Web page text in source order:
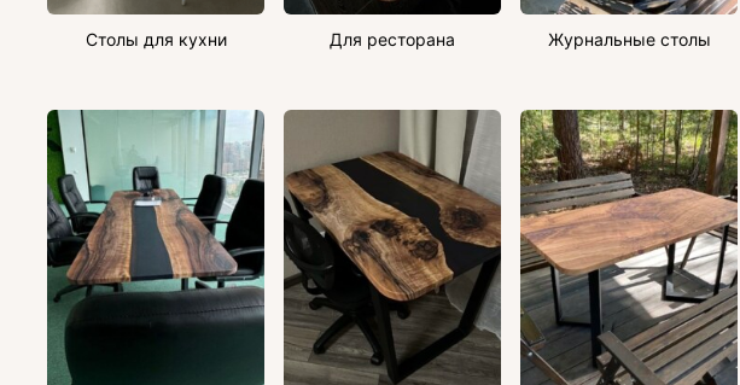
Столы для кухни Для ресторана Журнальные столы